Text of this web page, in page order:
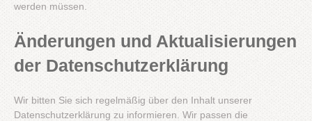
werden müssen.
Änderungen und Aktualisierungen
der Datenschutzerklärung
Wir bitten Sie sich regelmäßig über den Inhalt unserer
Datenschutzerklärung zu informieren. Wir passen die